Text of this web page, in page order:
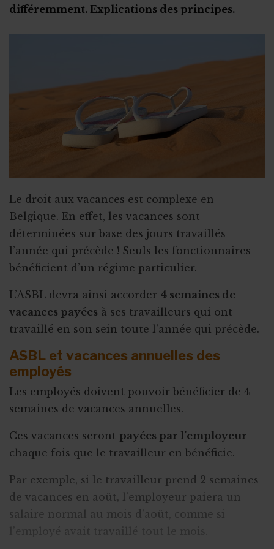
Qu’est-ce qu’un "petit statut" ?
différemment. Explications des principes.
Le droit aux vacances est complexe en
Belgique. En effet, les vacances sont
déterminées sur base des jours travaillés
l’année qui précède ! Seuls les fonctionnaires
bénéficient d’un régime particulier.
L’ASBL devra ainsi accorder 4 semaines de
vacances payées à ses travailleurs qui ont
travaillé en son sein toute l’année qui précède.
ASBL et vacances annuelles des
employés
Les employés doivent pouvoir bénéficier de 4
semaines de vacances annuelles.
Ces vacances seront payées par l’employeur
chaque fois que le travailleur en bénéficie.
Par exemple, si le travailleur prend 2 semaines
de vacances en août, l’employeur paiera un
salaire normal au mois d’août, comme si